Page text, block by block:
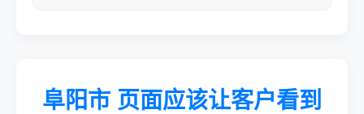
阜阳市 页面应该让客户看到